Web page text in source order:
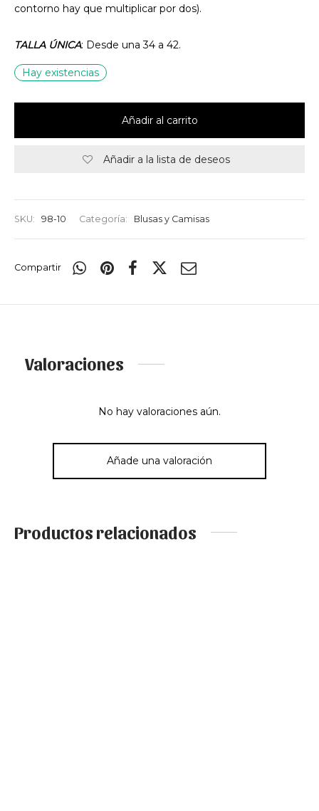
contorno hay que multiplicar por dos).
TALLA ÚNICA: Desde una 34 a 42.
Hay existencias
Añadir al carrito
Añadir a la lista de deseos
SKU: 98-10 Categoría: Blusas y Camisas
Compartir
Valoraciones
No hay valoraciones aún.
Añade una valoración
Productos relacionados